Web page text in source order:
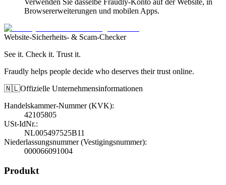
Verwenden Sie dasselbe Fraudly-Konto auf der Website, in
Browsererweiterungen und mobilen Apps.
Website-Sicherheits- & Scam-Checker
See it. Check it. Trust it.
Fraudly helps people decide who deserves their trust online.
🇳🇱Offizielle Unternehmensinformationen
Handelskammer-Nummer (KVK):
42105805
USt-IdNr.:
NL005497525B11
Niederlassungsnummer (Vestigingsnummer):
000066091004
Produkt